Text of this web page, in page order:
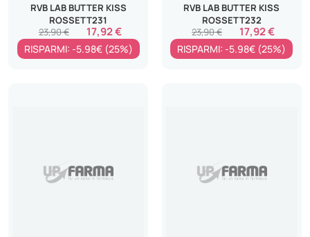
RVB LAB BUTTER KISS
ROSSETT231
17,92 €
23,90 €
RISPARMI: -5.98€ (25%)
RVB LAB BUTTER KISS
ROSSETT232
17,92 €
23,90 €
RISPARMI: -5.98€ (25%)